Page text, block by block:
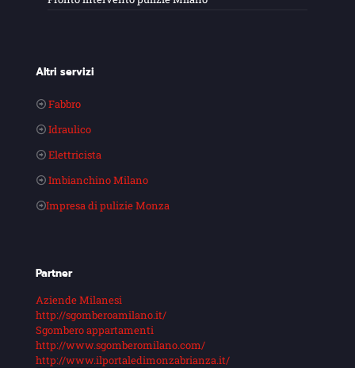
Altri servizi
Fabbro
Idraulico
Elettricista
Imbianchino Milano
Impresa di pulizie Monza
Partner
Aziende Milanesi
http://sgomberoamilano.it/
Sgombero appartamenti
http://www.sgomberomilano.com/
http://www.ilportaledimonzabrianza.it/